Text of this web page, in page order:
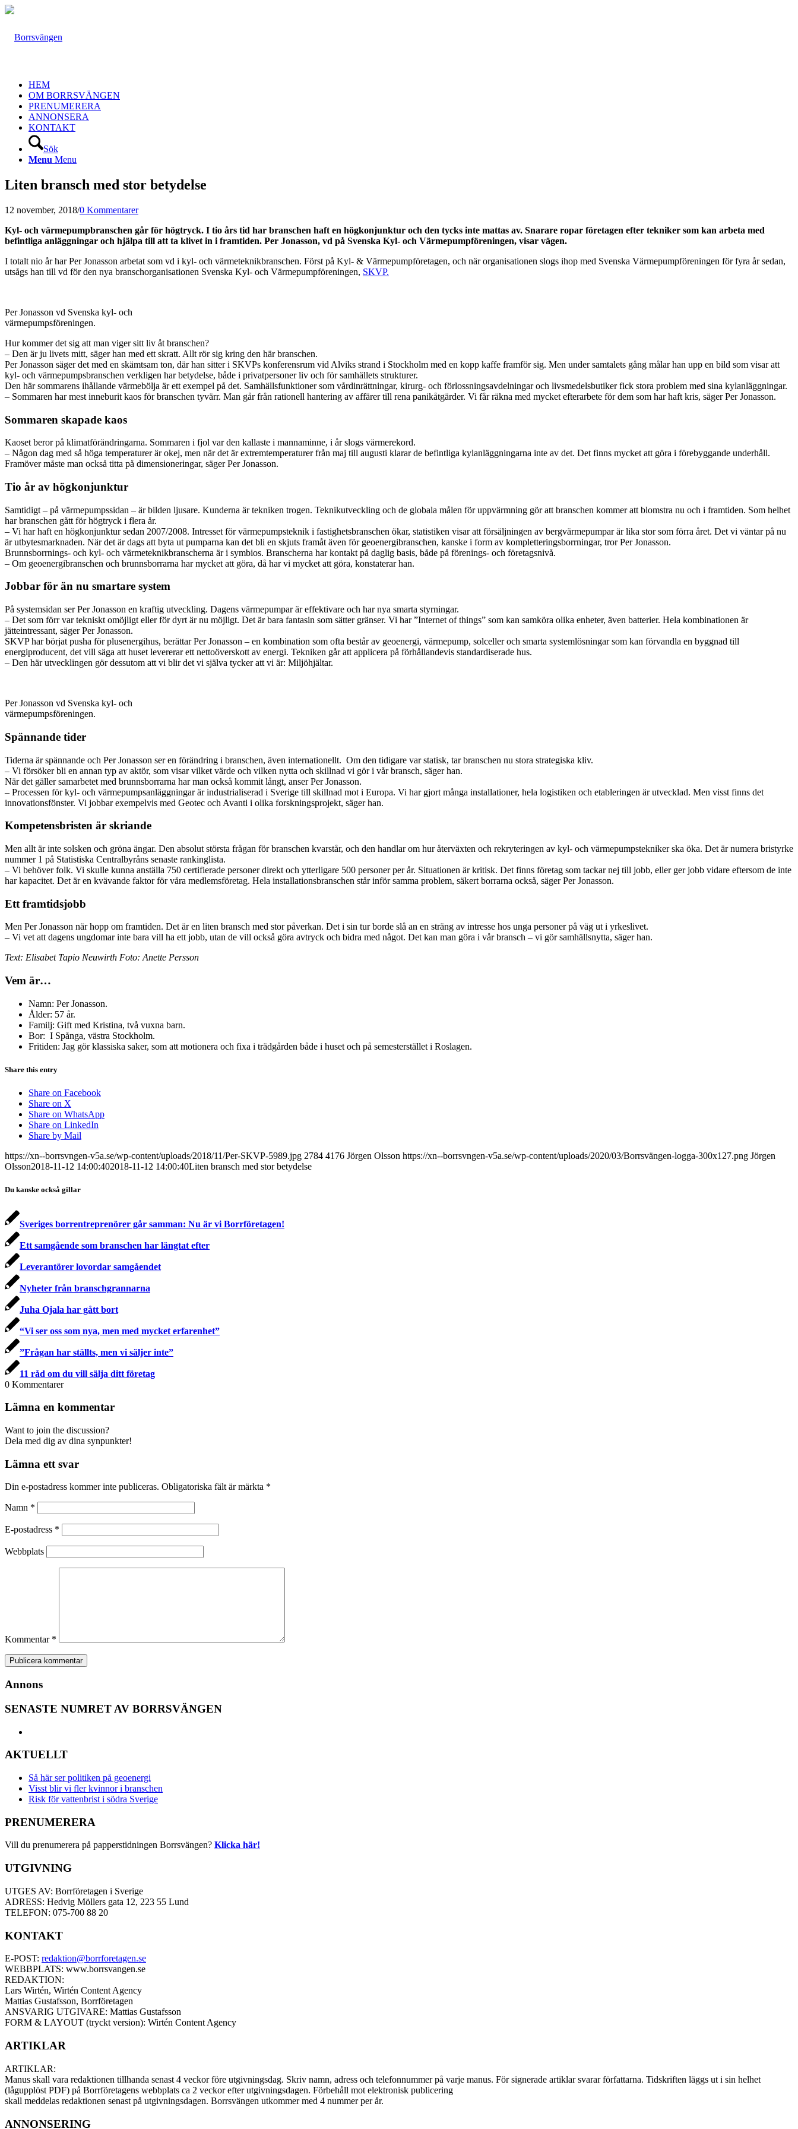
HEM
OM BORRSVÄNGEN
PRENUMERERA
ANNONSERA
KONTAKT
Sök
Menu Menu
Liten bransch med stor betydelse
12 november, 2018/0 Kommentarer
Kyl- och värmepumpbranschen går för högtryck. I tio års tid har branschen haft en högkonjunktur och den tycks inte mattas av. Snarare ropar företagen efter tekniker som kan arbeta med
befintliga anläggningar och hjälpa till att ta klivet in i framtiden. Per Jonasson, vd på Svenska Kyl- och Värmepumpföreningen, visar vägen.
I totalt nio år har Per Jonasson arbetat som vd i kyl- och värmeteknikbranschen. Först på Kyl- & Värmepumpföretagen, och när organisationen slogs ihop med Svenska Värmepumpföreningen för fyra år sedan,
utsågs han till vd för den nya branschorganisationen Svenska Kyl- och Värmepumpföreningen, SKVP.
Per Jonasson vd Svenska kyl- och
värmepumpsföreningen.
Hur kommer det sig att man viger sitt liv åt branschen?
– Den är ju livets mitt, säger han med ett skratt. Allt rör sig kring den här branschen.
Per Jonasson säger det med en skämtsam ton, där han sitter i SKVPs konferensrum vid Alviks strand i Stockholm med en kopp kaffe framför sig. Men under samtalets gång målar han upp en bild som visar att
kyl- och värmepumpsbranschen verkligen har betydelse, både i privatpersoner liv och för samhällets strukturer.
Den här sommarens ihållande värmebölja är ett exempel på det. Samhällsfunktioner som vårdinrättningar, kirurg- och förlossningsavdelningar och livsmedelsbutiker fick stora problem med sina kylanläggningar.
– Sommaren har mest inneburit kaos för branschen tyvärr. Man går från rationell hantering av affärer till rena panikåtgärder. Vi får räkna med mycket efterarbete för dem som har haft kris, säger Per Jonasson.
Sommaren skapade kaos
Kaoset beror på klimatförändringarna. Sommaren i fjol var den kallaste i mannaminne, i år slogs värmerekord.
– Någon dag med så höga temperaturer är okej, men när det är extremtemperaturer från maj till augusti klarar de befintliga kylanläggningarna inte av det. Det finns mycket att göra i förebyggande underhåll.
Framöver måste man också titta på dimensioneringar, säger Per Jonasson.
Tio år av högkonjunktur
Samtidigt – på värmepumpssidan – är bilden ljusare. Kunderna är tekniken trogen. Teknikutveckling och de globala målen för uppvärmning gör att branschen kommer att blomstra nu och i framtiden. Som helhet
har branschen gått för högtryck i flera år.
– Vi har haft en högkonjunktur sedan 2007/2008. Intresset för värmepumpsteknik i fastighetsbranschen ökar, statistiken visar att försäljningen av bergvärmepumpar är lika stor som förra året. Det vi väntar på nu
är utbytesmarknaden. När det är dags att byta ut pumparna kan det bli en skjuts framåt även för geoenergibranschen, kanske i form av kompletteringsborrningar, tror Per Jonasson.
Brunnsborrnings- och kyl- och värmeteknikbranscherna är i symbios. Branscherna har kontakt på daglig basis, både på förenings- och företagsnivå.
– Om geoenergibranschen och brunnsborrarna har mycket att göra, då har vi mycket att göra, konstaterar han.
Jobbar för än nu smartare system
På systemsidan ser Per Jonasson en kraftig utveckling. Dagens värmepumpar är effektivare och har nya smarta styrningar.
– Det som förr var tekniskt omöjligt eller för dyrt är nu möjligt. Det är bara fantasin som sätter gränser. Vi har ”Internet of things” som kan samköra olika enheter, även batterier. Hela kombinationen är
jätteintressant, säger Per Jonasson.
SKVP har börjat pusha för plusenergihus, berättar Per Jonasson – en kombination som ofta består av geoenergi, värmepump, solceller och smarta systemlösningar som kan förvandla en byggnad till
energiproducent, det vill säga att huset levererar ett nettoöverskott av energi. Tekniken går att applicera på förhållandevis standardiserade hus.
– Den här utvecklingen gör dessutom att vi blir det vi själva tycker att vi är: Miljöhjältar.
Per Jonasson vd Svenska kyl- och
värmepumpsföreningen.
Spännande tider
Tiderna är spännande och Per Jonasson ser en förändring i branschen, även internationellt. Om den tidigare var statisk, tar branschen nu stora strategiska kliv.
– Vi försöker bli en annan typ av aktör, som visar vilket värde och vilken nytta och skillnad vi gör i vår bransch, säger han.
När det gäller samarbetet med brunnsborrarna har man också kommit långt, anser Per Jonasson.
– Processen för kyl- och värmepumpsanläggningar är industrialiserad i Sverige till skillnad mot i Europa. Vi har gjort många installationer, hela logistiken och etableringen är utvecklad. Men visst finns det
innovationsfönster. Vi jobbar exempelvis med Geotec och Avanti i olika forskningsprojekt, säger han.
Kompetensbristen är skriande
Men allt är inte solsken och gröna ängar. Den absolut största frågan för branschen kvarstår, och den handlar om hur återväxten och rekryteringen av kyl- och värmepumpstekniker ska öka. Det är numera bristyrke
nummer 1 på Statistiska Centralbyråns senaste rankinglista.
– Vi behöver folk. Vi skulle kunna anställa 750 certifierade personer direkt och ytterligare 500 personer per år. Situationen är kritisk. Det finns företag som tackar nej till jobb, eller ger jobb vidare eftersom de inte
har kapacitet. Det är en kvävande faktor för våra medlemsföretag. Hela installationsbranschen står inför samma problem, säkert borrarna också, säger Per Jonasson.
Ett framtidsjobb
Men Per Jonasson när hopp om framtiden. Det är en liten bransch med stor påverkan. Det i sin tur borde slå an en sträng av intresse hos unga personer på väg ut i yrkeslivet.
– Vi vet att dagens ungdomar inte bara vill ha ett jobb, utan de vill också göra avtryck och bidra med något. Det kan man göra i vår bransch – vi gör samhällsnytta, säger han.
Text: Elisabet Tapio Neuwirth Foto: Anette Persson
Vem är…
Namn: Per Jonasson.
Ålder: 57 år.
Familj: Gift med Kristina, två vuxna barn.
Bor: I Spånga, västra Stockholm.
Fritiden: Jag gör klassiska saker, som att motionera och fixa i trädgården både i huset och på semesterstället i Roslagen.
Share this entry
Share on Facebook
Share on X
Share on WhatsApp
Share on LinkedIn
Share by Mail
https://xn--borrsvngen-v5a.se/wp-content/uploads/2018/11/Per-SKVP-5989.jpg 2784 4176 Jörgen Olsson https://xn--borrsvngen-v5a.se/wp-content/uploads/2020/03/Borrsvängen-logga-300x127.png Jörgen
Olsson2018-11-12 14:00:402018-11-12 14:00:40Liten bransch med stor betydelse
Du kanske också gillar
Sveriges borrentreprenörer går samman: Nu är vi Borrföretagen!
Ett samgående som branschen har längtat efter
Leverantörer lovordar samgåendet
Nyheter från branschgrannarna
Juha Ojala har gått bort
“Vi ser oss som nya, men med mycket erfarenhet”
”Frågan har ställts, men vi säljer inte”
11 råd om du vill sälja ditt företag
0 Kommentarer
Lämna en kommentar
Want to join the discussion?
Dela med dig av dina synpunkter!
Lämna ett svar
Din e-postadress kommer inte publiceras. Obligatoriska fält är märkta *
Namn *
E-postadress *
Webbplats
Kommentar *
Annons
SENASTE NUMRET AV BORRSVÄNGEN
AKTUELLT
Så här ser politiken på geoenergi
Visst blir vi fler kvinnor i branschen
Risk för vattenbrist i södra Sverige
PRENUMERERA
Vill du prenumerera på papperstidningen Borrsvängen? Klicka här!
UTGIVNING
UTGES AV: Borrföretagen i Sverige
ADRESS: Hedvig Möllers gata 12, 223 55 Lund
TELEFON: 075-700 88 20
KONTAKT
E-POST: redaktion@borrforetagen.se
WEBBPLATS: www.borrsvangen.se
REDAKTION:
Lars Wirtén, Wirtén Content Agency
Mattias Gustafsson, Borrföretagen
ANSVARIG UTGIVARE: Mattias Gustafsson
FORM & LAYOUT (tryckt version): Wirtén Content Agency
ARTIKLAR
ARTIKLAR:
Manus skall vara redaktionen tillhanda senast 4 veckor före utgivningsdag. Skriv namn, adress och telefonnummer på varje manus. För signerade artiklar svarar författarna. Tidskriften läggs ut i sin helhet
(lågupplöst PDF) på Borrföretagens webbplats ca 2 veckor efter utgivningsdagen. Förbehåll mot elektronisk publicering
skall meddelas redaktionen senast på utgivningsdagen. Borrsvängen utkommer med 4 nummer per år.
ANNONSERING